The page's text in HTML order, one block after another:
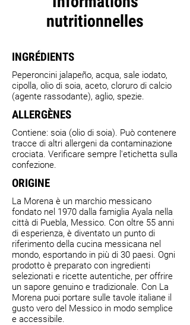
nutritionnelles
INGRÉDIENTS
Peperoncini jalapeño, acqua, sale iodato,
cipolla, olio di soia, aceto, cloruro di calcio
(agente rassodante), aglio, spezie.
ALLERGÈNES
Contiene: soia (olio di soia). Può contenere
tracce di altri allergeni da contaminazione
crociata. Verificare sempre l'etichetta sulla
confezione.
ORIGINE
La Morena è un marchio messicano
fondato nel 1970 dalla famiglia Ayala nella
città di Puebla, Messico. Con oltre 55 anni
di esperienza, è diventato un punto di
riferimento della cucina messicana nel
mondo, esportando in più di 30 paesi. Ogni
prodotto è preparato con ingredienti
selezionati e ricette autentiche, per offrire
un sapore genuino e tradizionale. Con La
Morena puoi portare sulle tavole italiane il
gusto vero del Messico in modo semplice
e accessibile.